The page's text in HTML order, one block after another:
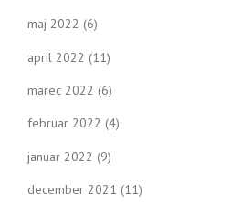
maj 2022 (6)
april 2022 (11)
marec 2022 (6)
februar 2022 (4)
januar 2022 (9)
december 2021 (11)